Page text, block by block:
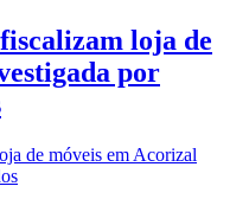
loja de
por